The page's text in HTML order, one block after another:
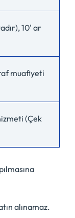
10' ar
muafiyeti
(Çek
alınamaz.